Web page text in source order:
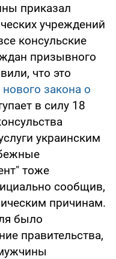
приказал
учреждений
консульские
призывного
что это
закона о
в силу 18
украинским
тоже
сообщив,
причинам.
было
правительства,